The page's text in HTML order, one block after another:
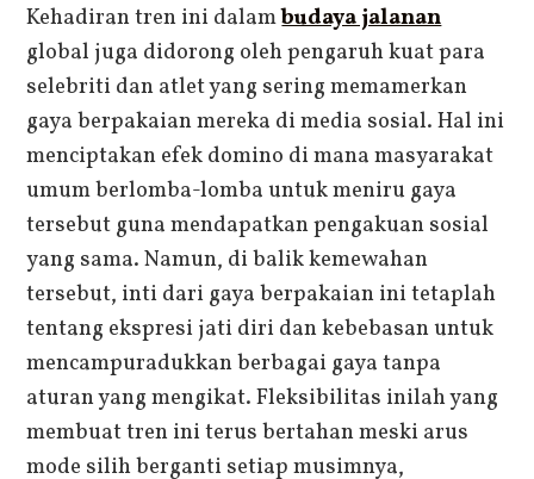
Kehadiran tren ini dalambudaya jalanan
global juga didorong oleh pengaruh kuat para
selebriti dan atlet yang sering memamerkan
gaya berpakaian mereka di media sosial. Hal ini
menciptakan efek domino di mana masyarakat
umum berlomba-lomba untuk meniru gaya
tersebut guna mendapatkan pengakuan sosial
yang sama. Namun, di balik kemewahan
tersebut, inti dari gaya berpakaian ini tetaplah
tentang ekspresi jati diri dan kebebasan untuk
mencampuradukkan berbagai gaya tanpa
aturan yang mengikat. Fleksibilitas inilah yang
membuat tren ini terus bertahan meski arus
mode silih berganti setiap musimnya,